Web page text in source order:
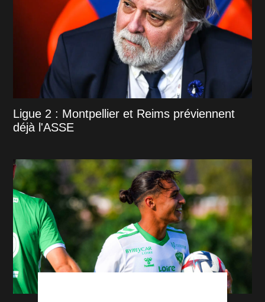
Ligue 2 : Montpellier et Reims préviennent
déjà l'ASSE